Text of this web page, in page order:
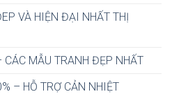
VÀ HIỆN ĐẠI NHẤT THỊ
CÁC MẪU TRANH ĐẸP NHẤT
– HỖ TRỢ CẢN NHIỆT